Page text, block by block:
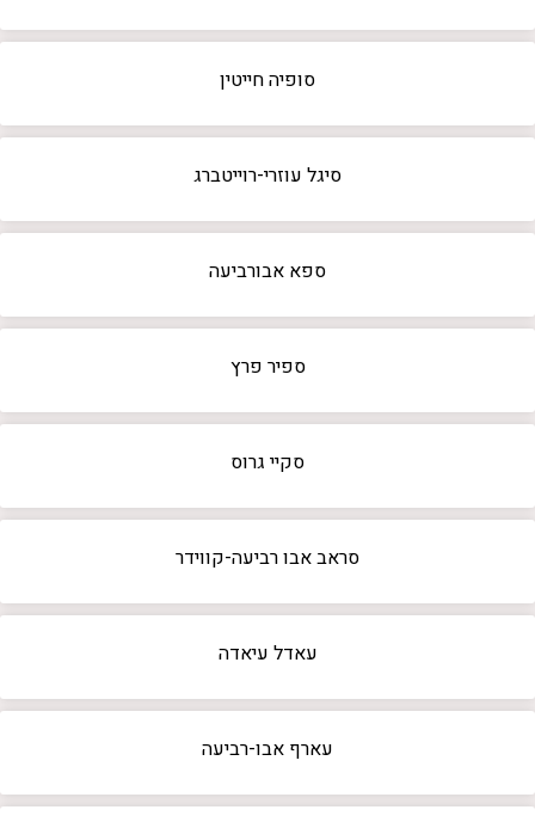
סופיה חייטין
סיגל עוזרי-רוייטברג
ספא אבורביעה
ספיר פרץ
סקיי גרוס
סראב אבו רביעה-קווידר
עאדל עיאדה
עארף אבו-רביעה